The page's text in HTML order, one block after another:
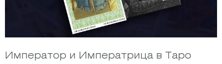
Император и Императрица в Таро